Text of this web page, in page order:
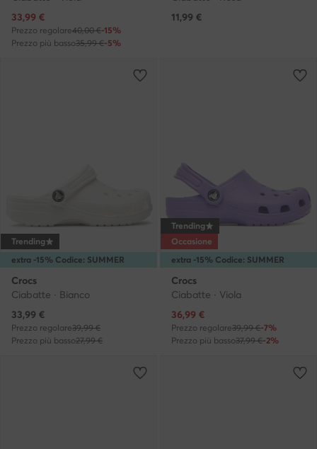
Prezzo attuale
33,99 €
Prezzo regolare40,00 €-15%
Prezzo più basso35,99 €-5%
11,99 €
extra -15% Codice: SUMMER
Trending
Crocs
Ciabatte · Bianco
Prezzo attuale
33,99 €
Prezzo regolare39,99 €
Prezzo più basso27,99 €
extra -15% Codice: SUMMER
Trending
Occasione
Crocs
Ciabatte · Viola
Prezzo attuale
36,99 €
Prezzo regolare39,99 €-7%
Prezzo più basso37,99 €-2%